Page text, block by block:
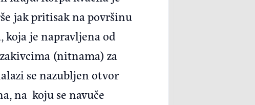
jak pritisak na površinu
koja je napravljena od
(nitnama) za
se nazubljen otvor
na koju se navuče